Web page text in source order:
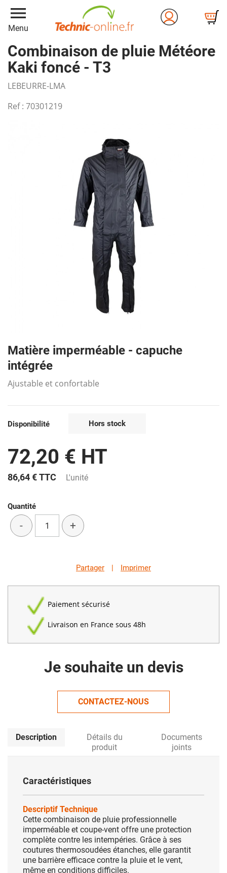
menu
Menu
Combinaison de pluie Météore
Kaki foncé - T3
LEBEURRE-LMA
Ref : 70301219
Matière imperméable - capuche
intégrée
Ajustable et confortable
Disponibilité Hors stock
72,20 € HT
86,64 €TTC L'unité
Quantité
- +
Partager | Imprimer
Paiement sécurisé
Livraison en France sous 48h
Je souhaite un devis
CONTACTEZ-NOUS
Description
Détails du
produit
Documents
joints
Caractéristiques
Descriptif Technique
Cette combinaison de pluie professionnelle
imperméable et coupe-vent offre une protection
complète contre les intempéries. Grâce à ses
coutures thermosoudées étanches, elle garantit
une barrière efficace contre la pluie et le vent,
même en conditions difficiles.